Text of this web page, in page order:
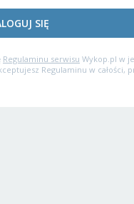
SIĘ
Regulaminu serwisu Wykop.pl w
Regulaminu w całości,